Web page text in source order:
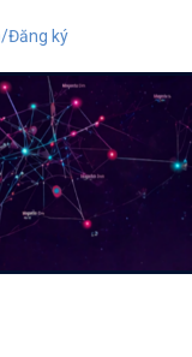
Đăng ký